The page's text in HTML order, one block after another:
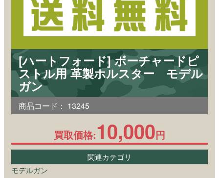
[ハートフォード] ボーチャードピ
ストル用 革製ホルスター モデル
ガン
商品コード： 13245
買取価格:10,000円
関連カテゴリ
モデルガン